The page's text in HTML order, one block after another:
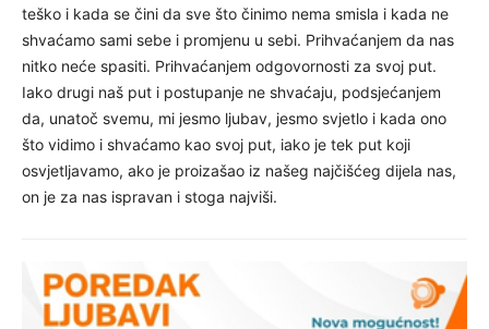
teško i kada se čini da sve što činimo nema smisla i kada ne
shvaćamo sami sebe i promjenu u sebi. Prihvaćanjem da nas
nitko neće spasiti. Prihvaćanjem odgovornosti za svoj put.
Iako drugi naš put i postupanje ne shvaćaju, podsjećanjem
da, unatoč svemu, mi jesmo ljubav, jesmo svjetlo i kada ono
što vidimo i shvaćamo kao svoj put, iako je tek put koji
osvjetljavamo, ako je proizašao iz našeg najčišćeg dijela nas,
on je za nas ispravan i stoga najviši.